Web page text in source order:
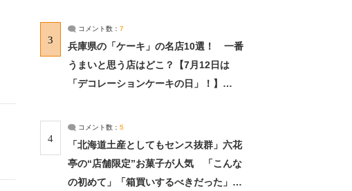
3
コメント数： 7
兵庫県の「ケーキ」の名店10選！ 一番
うまいと思う店はどこ？【7月12日は
「デコレーションケーキの日」！】
4
コメント数： 5
「北海道土産としてもセンス抜群」六花
亭の“店舗限定”お菓子が人気 「こんな
の初めて」「箱買いするべきだった」